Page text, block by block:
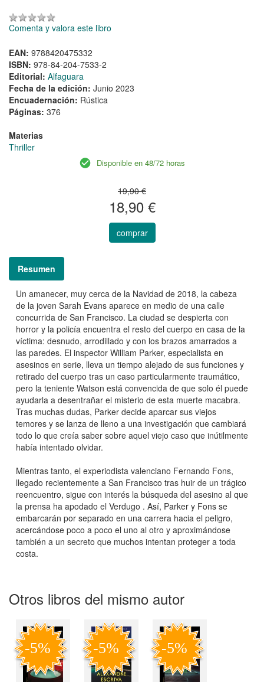
Comenta y valora este libro
EAN: 9788420475332
ISBN: 978-84-204-7533-2
Editorial: Alfaguara
Fecha de la edición: Junio 2023
Encuadernación: Rústica
Páginas: 376
Materias
Thriller
Disponible en 48/72 horas
19,90 €
18,90 €
comprar
Resumen
Un amanecer, muy cerca de la Navidad de 2018, la cabeza
de la joven Sarah Evans aparece en medio de una calle
concurrida de San Francisco. La ciudad se despierta con
horror y la policía encuentra el resto del cuerpo en casa de la
víctima: desnudo, arrodillado y con los brazos amarrados a
las paredes. El inspector William Parker, especialista en
asesinos en serie, lleva un tiempo alejado de sus funciones y
retirado del cuerpo tras un caso particularmente traumático,
pero la teniente Watson está convencida de que solo él puede
ayudarla a desentrañar el misterio de esta muerte macabra.
Tras muchas dudas, Parker decide aparcar sus viejos
temores y se lanza de lleno a una investigación que cambiará
todo lo que creía saber sobre aquel viejo caso que inútilmente
había intentado olvidar.
Mientras tanto, el experiodista valenciano Fernando Fons,
llegado recientemente a San Francisco tras huir de un trágico
reencuentro, sigue con interés la búsqueda del asesino al que
la prensa ha apodado el Verdugo . Así, Parker y Fons se
embarcarán por separado en una carrera hacia el peligro,
acercándose poco a poco el uno al otro y aproximándose
también a un secreto que muchos intentan proteger a toda
costa.
Otros libros del mismo autor